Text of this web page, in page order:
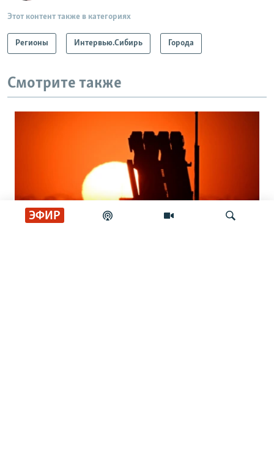
ЭФИР
Этот контент также в категориях
Регионы Интервью.Сибирь Города
Смотрите также